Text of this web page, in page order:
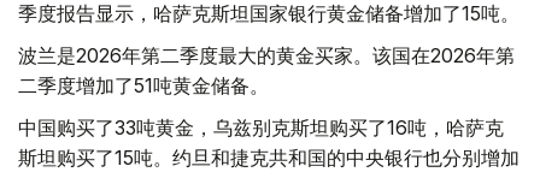
季度报告显示，哈萨克斯坦国家银行黄金储备增加了15吨。
波兰是2026年第二季度最大的黄金买家。该国在2026年第
二季度增加了51吨黄金储备。
中国购买了33吨黄金，乌兹别克斯坦购买了16吨，哈萨克
斯坦购买了15吨。约旦和捷克共和国的中央银行也分别增加